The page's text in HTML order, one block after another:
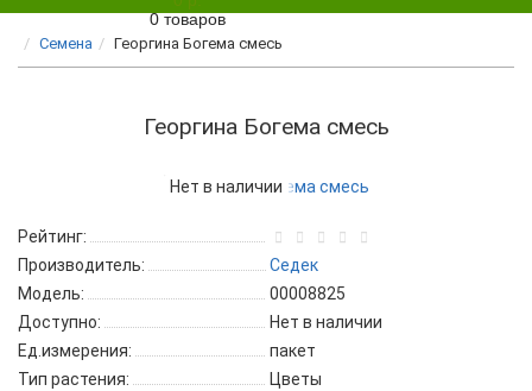
0 товаров
Семена Георгина Богема смесь
Георгина Богема смесь
Нет в наличии
Рейтинг:
Производитель:
Седек
Модель:
00008825
Доступно:
Нет в наличии
Ед.измерения:
пакет
Тип растения:
Цветы